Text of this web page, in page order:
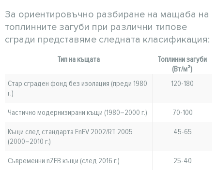
За ориентировъчно разбиране на мащаба на
топлинните загуби при различни типове
сгради представяме следната класификация:
Тип на къщата
Топлинни загуби
(Вт/м²)
Стар сграден фонд без изолация (преди 1980
г.)
120-180
Частично модернизирани къщи (1980–2000 г.)
70-100
Къщи след стандарта EnEV 2002/RT 2005
(2000–2010 г.)
45-65
Съвременни nZEB къщи (след 2016 г.) 25-40